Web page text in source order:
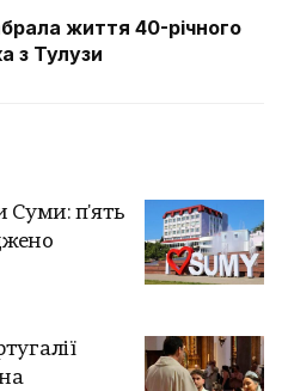
життя 40-річного
з Тулузи
Суми: п'ять